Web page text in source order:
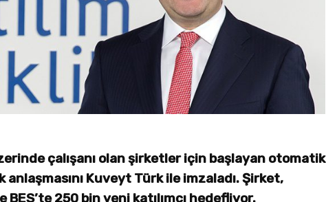
çalışanı olan şirketler için başlayan otomatik
anlaşmasını Kuveyt Türk ile imzaladı. Şirket,
250 bin yeni katılımcı hedefliyor.